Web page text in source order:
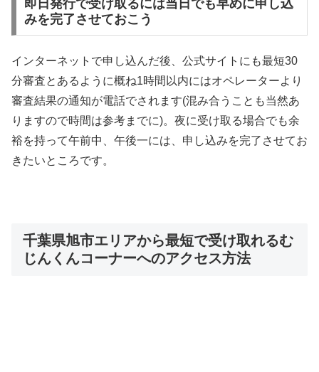
即日発行で受け取るには当日でも早めに申し込
みを完了させておこう
インターネットで申し込んだ後、公式サイトにも最短30
分審査とあるように概ね1時間以内にはオペレーターより
審査結果の通知が電話でされます(混み合うことも当然あ
りますので時間は参考までに)。夜に受け取る場合でも余
裕を持って午前中、午後一には、申し込みを完了させてお
きたいところです。
千葉県旭市エリアから最短で受け取れるむ
じんくんコーナーへのアクセス方法